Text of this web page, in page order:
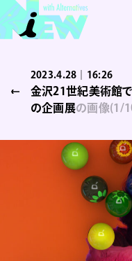
2023.4.28｜16:26
金沢21世紀美術館で
の企画展の画像(1 /